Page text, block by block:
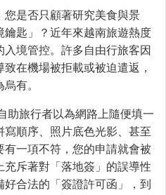
是否只顧著研究美食與景
匙」？近年來越南旅遊熱度
境管控。許多自由行旅客因
在機場被拒載或被迫遣返，
有。
助旅行者以為網路上隨便填一
順序、照片底色光影、甚至
一項不符，您的申請就會被
斥著對「落地簽」的誤導性
合法的「簽證許可函」，到